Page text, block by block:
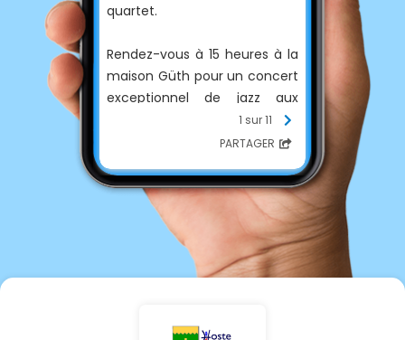
quartet.
Rendez-vous à 15 heures à la
maison Güth pour un concert
exceptionnel de jazz aux
multiples influences qui
devrait séduire amateurs et
Entrée gratuite, chapeau,
petite restauration et
boissons sur place
1 sur 11
PARTAGER